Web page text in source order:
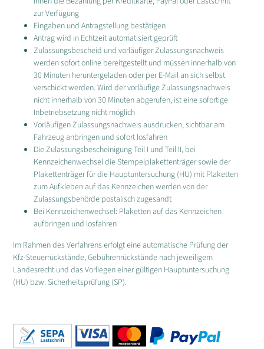
zur Verfügung
Eingaben und Antragstellung bestätigen
Antrag wird in Echtzeit automatisiert geprüft
Zulassungsbescheid und vorläufiger Zulassungsnachweis
werden sofort online bereitgestellt und müssen innerhalb von
30 Minuten heruntergeladen oder per E-Mail an sich selbst
verschickt werden. Wird der vorläufige Zulassungsnachweis
nicht innerhalb von 30 Minuten abgerufen, ist eine sofortige
Inbetriebsetzung nicht möglich
Vorläufigen Zulassungsnachweis ausdrucken, sichtbar am
Fahrzeug anbringen und sofort losfahren
Die Zulassungsbescheinigung Teil I und Teil II, bei
Kennzeichenwechsel die Stempelplakettenträger sowie der
Plakettenträger für die Hauptuntersuchung (HU) mit Plaketten
zum Aufkleben auf das Kennzeichen werden von der
Zulassungsbehörde postalisch zugesandt
Bei Kennzeichenwechsel: Plaketten auf das Kennzeichen
aufbringen und losfahren
Im Rahmen des Verfahrens erfolgt eine automatische Prüfung der
Kfz-Steuerrückstände, Gebührenrückstände nach jeweiligem
Landesrecht und das Vorliegen einer gültigen Hauptuntersuchung
(HU) bzw. Sicherheitsprüfung (SP).